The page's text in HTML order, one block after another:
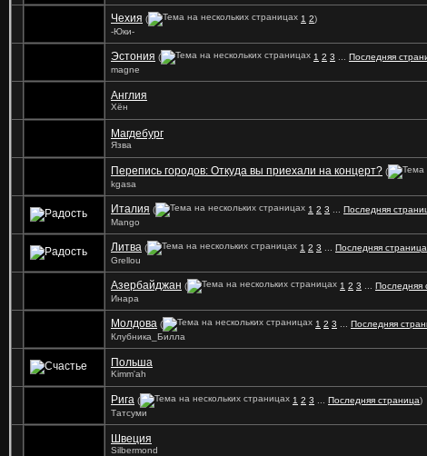
Чехия ( 1 2)
-Юки-
Эстония ( 1 2 3 Последняя
magne
Англия
Хён
Магдебург
Язва
Перепись городов: Откуда вы приехали на концерт? (
kgasa
Италия ( 1 2 3 Последняя
Mango
Литва ( 1 2 3 Последняя страница
Grellou
Азербайджан ( 1 2 3 Последняя
Инара
Молдова ( 1 2 3 Последняя
Клубника_Билла
Польша
Kimm'ah
Рига ( 1 2 3 Последняя страница)
Татсуми
Швеция
Silbermond